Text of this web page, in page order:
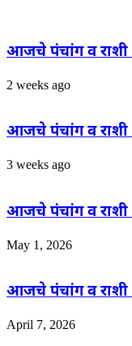
आजचे पंचांग व राशी
2 weeks ago
आजचे पंचांग व राशी
3 weeks ago
आजचे पंचांग व राशी
May 1, 2026
आजचे पंचांग व राशी
April 7, 2026